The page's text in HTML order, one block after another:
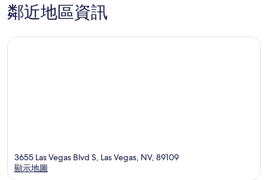
鄰近地區資訊
3655 Las Vegas Blvd S, Las Vegas, NV, 89109
顯示地圖